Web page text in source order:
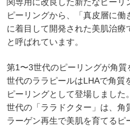
ピーリングから、「真皮層に働
に着目して開発された美肌治
と呼ばれています。
第1〜3世代のピーリングが角
世代のララピールはLHAで角質
ピーリングとして登場しまし
世代の「ララドクター」は、角
ラーゲン再生で美肌を育てるピ